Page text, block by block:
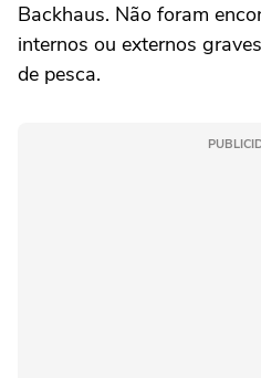
Backhaus. Não foram
internos ou externos
de pesca.